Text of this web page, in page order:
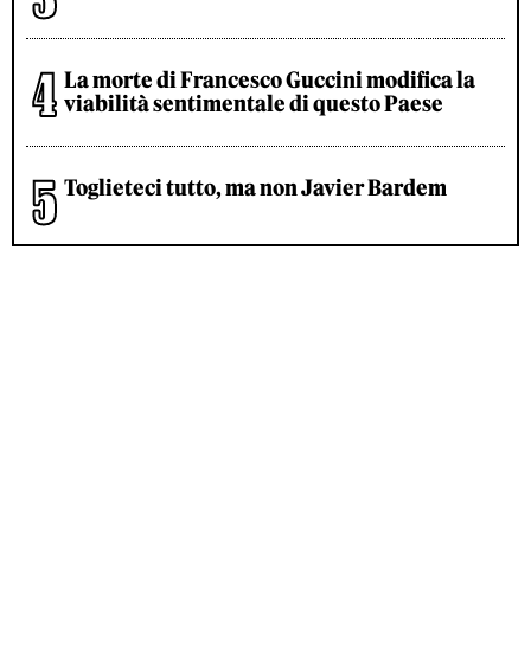
La morte di Francesco Guccini modifica la
viabilità sentimentale di questo Paese
Toglieteci tutto, ma non Javier Bardem